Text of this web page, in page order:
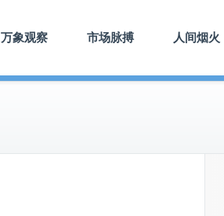
万象观察 市场脉搏 人间烟火